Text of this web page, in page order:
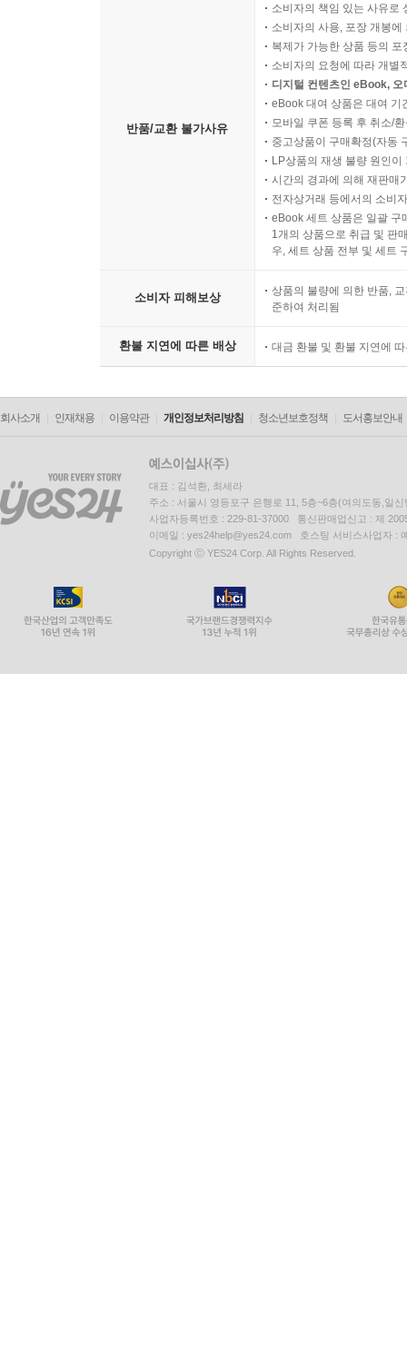
반품/교환 불가사유
소비자의 책임 있는 사유로
소비자의 사용, 포장 개봉
복제가 가능한 상품 등의
소비자의 요청에 따라 개별
디지털 컨텐츠인 eBook,
eBook 대여 상품은 대여 기
모바일 쿠폰 등록 후 취소/
중고상품이 구매확정(자동
LP상품의 재생 불량 원인
시간의 경과에 의해 재판매
전자상거래 등에서의 소비
eBook 세트 상품은 일괄 구
1개의 상품으로 취급 및 판
우, 세트 상품 전부 및 세트
소비자 피해보상
상품의 불량에 의한 반품,
준하여 처리됨
환불 지연에 따른 배상 대금 환불 및 환불 지연에
회사소개 인재채용 이용약관 개인정보처리방침 청소년보호정책 도서홍보안내
대표 : 김석환, 최세라
주소 : 서울시 영등포구 은행로 11, 5층~6층(여의도동,일신
사업자등록번호 : 229-81-37000 통신판매업신고 : 제
이메일 : yes24help@yes24.com 호스팅 서비스사업자 :
Copyright ⓒ YES24 Corp. All Rights Reserved.